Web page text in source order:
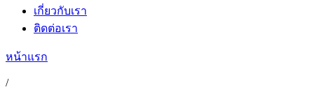
เกี่ยวกับเรา
ติดต่อเรา
หน้าแรก
/